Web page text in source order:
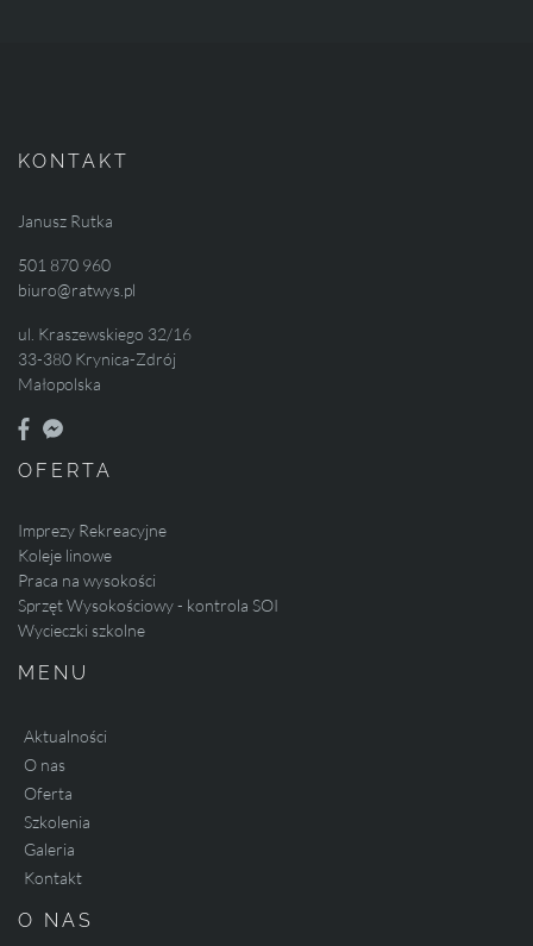
KONTAKT
Janusz Rutka
501 870 960
biuro@ratwys.pl
ul. Kraszewskiego 32/16
33-380 Krynica-Zdrój
Małopolska
OFERTA
Imprezy Rekreacyjne
Koleje linowe
Praca na wysokości
Sprzęt Wysokościowy - kontrola SOI
Wycieczki szkolne
MENU
Aktualności
O nas
Oferta
Szkolenia
Galeria
Kontakt
O NAS